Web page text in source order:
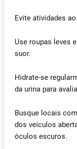
Evite atividades
Use roupas leves
suor.
Hidrate-se
da urina para
Busque locais
dos veículos
óculos escuros.